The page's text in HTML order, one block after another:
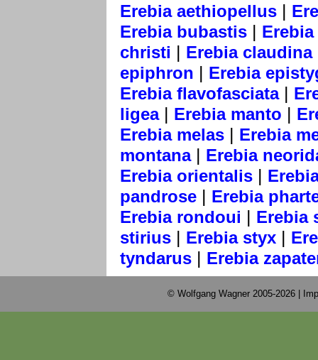
Erebia aethiopellus |
Erebia bubastis |
christi | Erebia claudina
epiphron | Erebia
Erebia flavofasciata|
ligea| Erebia manto |
Erebia melas | Erebia
montana| Erebia
Erebia orientalis |
pandrose | Erebia
Erebia rondoui | Erebia
stirius | Erebia styx |
tyndarus | Erebia
© Wolfgang Wagner 2005-2026 |